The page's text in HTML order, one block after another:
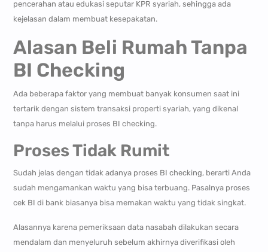
pencerahan atau edukasi seputar KPR syariah, sehingga ada
kejelasan dalam membuat kesepakatan.
Alasan Beli Rumah Tanpa
BI Checking
Ada beberapa faktor yang membuat banyak konsumen saat ini
tertarik dengan sistem transaksi properti syariah, yang dikenal
tanpa harus melalui proses BI checking.
Proses Tidak Rumit
Sudah jelas dengan tidak adanya proses BI checking, berarti Anda
sudah mengamankan waktu yang bisa terbuang. Pasalnya proses
cek BI di bank biasanya bisa memakan waktu yang tidak singkat.
Alasannya karena pemeriksaan data nasabah dilakukan secara
mendalam dan menyeluruh sebelum akhirnya diverifikasi oleh